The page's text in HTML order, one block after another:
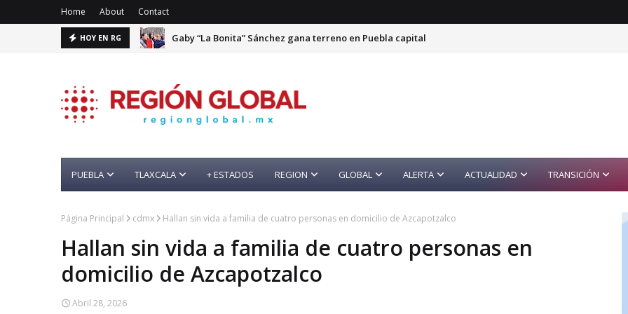
Home About Contact
HOY EN RG Gaby “La Bonita” Sánchez gana terreno en Puebla capital
PUEBLA TLAXCALA + ESTADOS REGION GLOBAL ALERTA ACTUALIDAD TRANSICIÓN
Página Principal cdmx Hallan sin vida a familia de cuatro personas en domicilio de Azcapotzalco
Hallan sin vida a familia de cuatro personas en
domicilio de Azcapotzalco
Abril 28, 2026